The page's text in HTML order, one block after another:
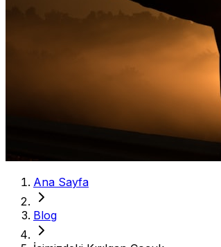
Ana Sayfa
Blog